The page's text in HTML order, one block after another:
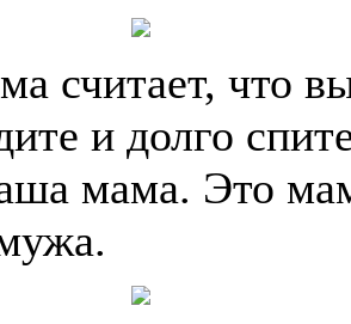
считает, что
и долго
мама. Это